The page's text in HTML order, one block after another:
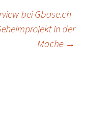
bei Gbase.ch
in der
Mache →